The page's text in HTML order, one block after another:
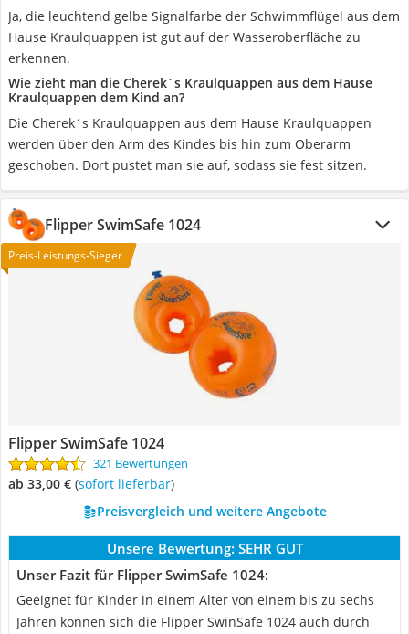
Ja, die leuchtend gelbe Signalfarbe der Schwimmflügel aus dem
Hause Kraulquappen ist gut auf der Wasseroberfläche zu
erkennen.
Wie zieht man die Cherek´s Kraulquappen aus dem Hause
Kraulquappen dem Kind an?
Die Cherek´s Kraulquappen aus dem Hause Kraulquappen
werden über den Arm des Kindes bis hin zum Oberarm
geschoben. Dort pustet man sie auf, sodass sie fest sitzen.
Flipper SwimSafe 1024
Preis-Leistungs-Sieger
Flipper SwimSafe 1024
321 Bewertungen
ab 33,00 € ( Sofort lieferbar)
Preisvergleich und weitere Angebote
Unsere Bewertung: SEHR GUT
Unser Fazit für Flipper SwimSafe 1024:
Geeignet für Kinder in einem Alter von einem bis zu sechs
Jahren können sich die Flipper SwinSafe 1024 auch durch